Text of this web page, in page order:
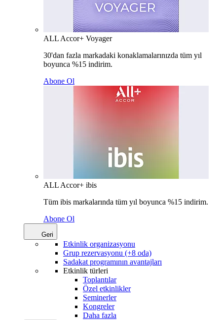
ALL Accor+ Voyager
30'dan fazla markadaki konaklamalarınızda tüm yıl
boyunca %15 indirim.
Abone Ol
ALL Accor+ ibis
Tüm ibis markalarında tüm yıl boyunca %15 indirim.
Abone Ol
Geri
Etkinlik organizasyonu
Grup rezervasyonu (+8 oda)
Sadakat programının avantajları
Etkinlik türleri
Toplantılar
Özel etkinlikler
Seminerler
Kongreler
Daha fazla